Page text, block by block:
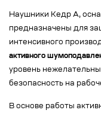
Наушники Кедр А,
предназначены для
интенсивного
активного
уровень
безопасность на
В основе работы